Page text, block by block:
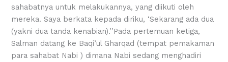
sahabatnya untuk melakukannya, yang diikuti oleh
mereka. Saya berkata kepada diriku, ‘Sekarang ada dua
(yakni dua tanda kenabian).’’Pada pertemuan ketiga,
Salman datang ke Baqi’ul Gharqad (tempat pemakaman
para sahabat Nabi ) dimana Nabi sedang menghadiri